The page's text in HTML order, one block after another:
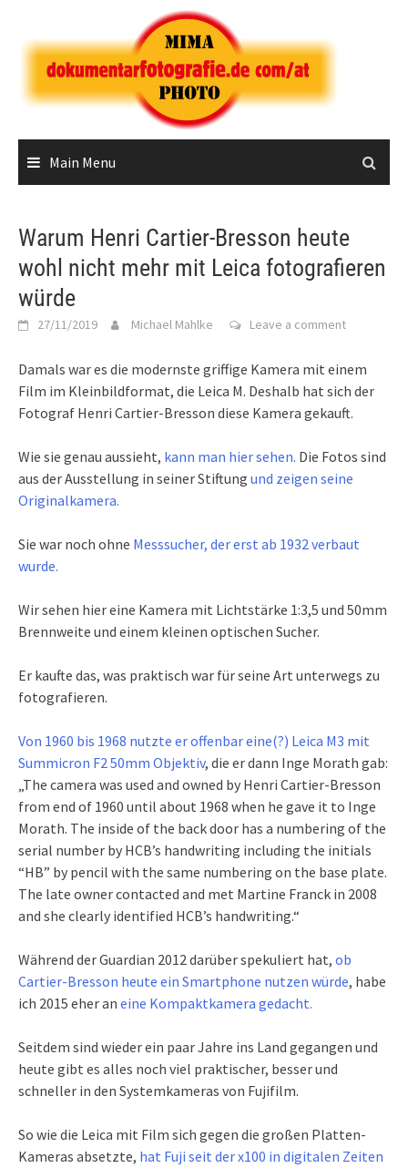
content
Main Menu
Warum Henri Cartier-Bresson heute
wohl nicht mehr mit Leica fotografieren
würde
27/11/2019 Michael Mahlke Leave a comment
Damals war es die modernste griffige Kamera mit einem
Film im Kleinbildformat, die Leica M. Deshalb hat sich der
Fotograf Henri Cartier-Bresson diese Kamera gekauft.
Wie sie genau aussieht, kann man hier sehen. Die Fotos sind
aus der Ausstellung in seiner Stiftung und zeigen seine
Originalkamera.
Sie war noch ohne Messsucher, der erst ab 1932 verbaut
wurde.
Wir sehen hier eine Kamera mit Lichtstärke 1:3,5 und 50mm
Brennweite und einem kleinen optischen Sucher.
Er kaufte das, was praktisch war für seine Art unterwegs zu
fotografieren.
Von 1960 bis 1968 nutzte er offenbar eine(?) Leica M3 mit
Summicron F2 50mm Objektiv, die er dann Inge Morath gab:
„The camera was used and owned by Henri Cartier-Bresson
from end of 1960 until about 1968 when he gave it to Inge
Morath. The inside of the back door has a numbering of the
serial number by HCB’s handwriting including the initials
“HB” by pencil with the same numbering on the base plate.
The late owner contacted and met Martine Franck in 2008
and she clearly identified HCB’s handwriting.“
Während der Guardian 2012 darüber spekuliert hat, ob
Cartier-Bresson heute ein Smartphone nutzen würde, habe
ich 2015 eher an eine Kompaktkamera gedacht.
Seitdem sind wieder ein paar Jahre ins Land gegangen und
heute gibt es alles noch viel praktischer, besser und
schneller in den Systemkameras von Fujifilm.
So wie die Leica mit Film sich gegen die großen Platten-
Kameras absetzte, hat Fuji seit der x100 in digitalen Zeiten